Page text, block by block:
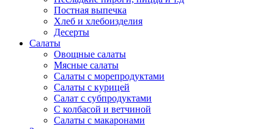
Постная выпечка
Хлеб и хлебоизделия
Десерты
Салаты
Овощные салаты
Мясные салаты
Салаты с морепродуктами
Салаты с курицей
Салат с субпродуктами
С колбасой и ветчиной
Салаты с макаронами